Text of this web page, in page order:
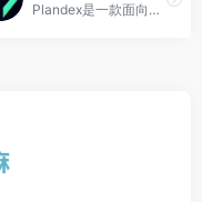
Plandex是一款面向程序员的开...